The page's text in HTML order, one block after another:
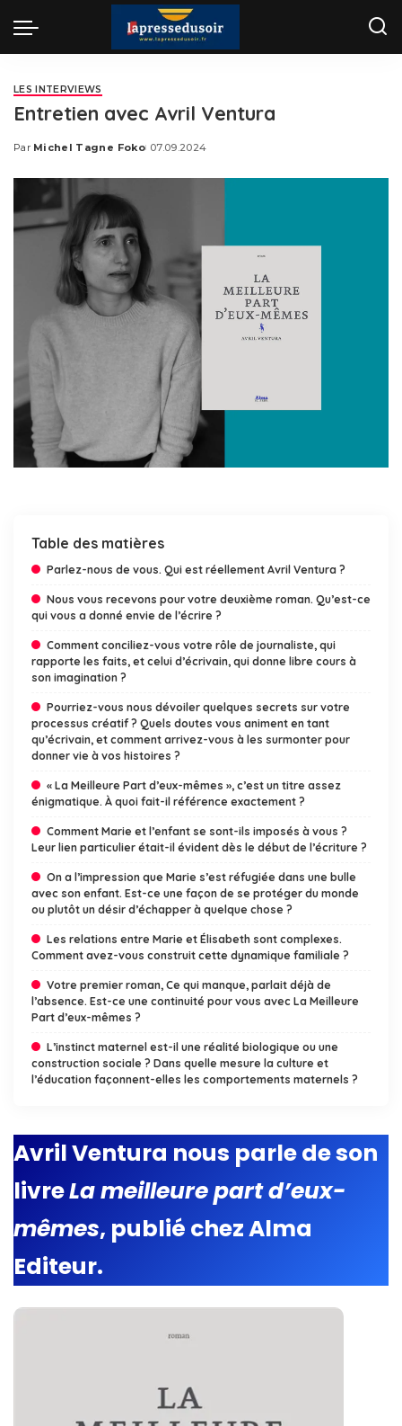
LES INTERVIEWS
Entretien avec Avril Ventura
Posted
Par Michel Tagne Foko 07.09.2024
Table des matières
Parlez-nous de vous. Qui est réellement Avril Ventura ?
Nous vous recevons pour votre deuxième roman. Qu’est-ce
qui vous a donné envie de l’écrire ?
Comment conciliez-vous votre rôle de journaliste, qui
rapporte les faits, et celui d’écrivain, qui donne libre cours à
son imagination ?
Pourriez-vous nous dévoiler quelques secrets sur votre
processus créatif ? Quels doutes vous animent en tant
qu’écrivain, et comment arrivez-vous à les surmonter pour
donner vie à vos histoires ?
« La Meilleure Part d’eux-mêmes », c’est un titre assez
énigmatique. À quoi fait-il référence exactement ?
Comment Marie et l’enfant se sont-ils imposés à vous ?
Leur lien particulier était-il évident dès le début de l’écriture ?
On a l’impression que Marie s’est réfugiée dans une bulle
avec son enfant. Est-ce une façon de se protéger du monde
ou plutôt un désir d’échapper à quelque chose ?
Les relations entre Marie et Élisabeth sont complexes.
Comment avez-vous construit cette dynamique familiale ?
Votre premier roman, Ce qui manque, parlait déjà de
l’absence. Est-ce une continuité pour vous avec La Meilleure
Part d’eux-mêmes ?
L’instinct maternel est-il une réalité biologique ou une
construction sociale ? Dans quelle mesure la culture et
l’éducation façonnent-elles les comportements maternels ?
Avril Ventura nous parle de son
livreLa meilleure part d’eux-
mêmes, publié chez Alma
Editeur.